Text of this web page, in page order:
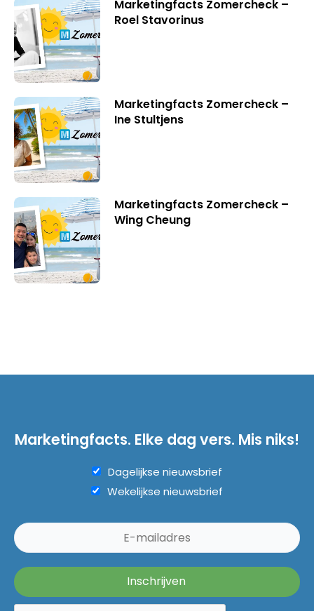
Marketingfacts Zomercheck –
Roel Stavorinus
Marketingfacts Zomercheck –
Ine Stultjens
Marketingfacts Zomercheck –
Wing Cheung
Marketingfacts. Elke dag vers. Mis niks!
Dagelijkse nieuwsbrief
Wekelijkse nieuwsbrief